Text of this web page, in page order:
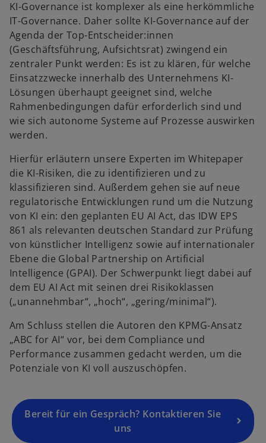
KI-Governance ist komplexer als eine herkömmliche
IT-Governance. Daher sollte KI-Governance auf der
Agenda der Top-Entscheider:innen
(Geschäftsführung, Aufsichtsrat) zwingend ein
zentraler Punkt werden: Es ist zu klären, für welche
Einsatzzwecke innerhalb des Unternehmens KI-
Lösungen überhaupt geeignet sind, welche
Rahmenbedingungen dafür erforderlich sind und
wie sich autonome Systeme auf Prozesse auswirken
werden.
Hierfür erläutern unsere Experten im Whitepaper
die KI-Risiken, die zu identifizieren und zu
klassifizieren sind. Außerdem gehen sie auf neue
regulatorische Entwicklungen rund um die Nutzung
von KI ein: den geplanten EU AI Act, das IDW EPS
861 als relevanten deutschen Standard zur Prüfung
von künstlicher Intelligenz sowie auf internationaler
Ebene die Global Partnership on Artificial
Intelligence (GPAI). Der Schwerpunkt liegt dabei auf
dem EU AI Act mit seinen drei Risikoklassen
(„unannehmbar“, „hoch“, „gering/minimal“).
Am Schluss stellen die Autoren den KPMG-Ansatz
„ABC for AI“ vor, bei dem Compliance und
Performance zusammen gedacht werden, um die
Potenziale von KI voll auszuschöpfen.
Bereit für ein Gespräch? Kontaktieren Sie
uns
d
n
e
n
e